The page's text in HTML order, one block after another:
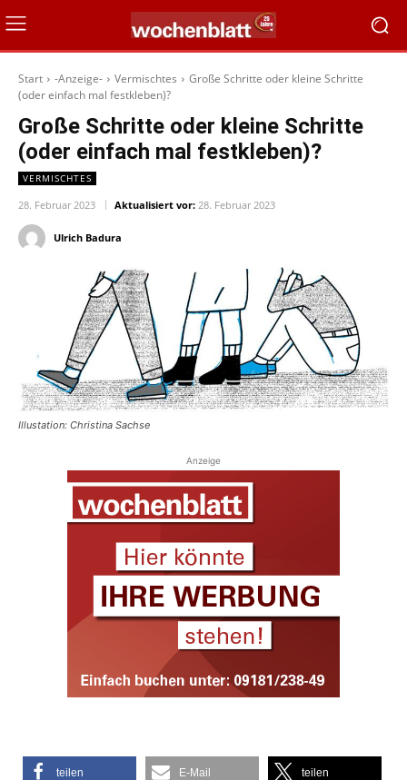
Start -Anzeige- Vermischtes
Große Schritte oder kleine Schritte
(oder einfach mal festkleben)?
Große Schritte oder kleine Schritte
(oder einfach mal festkleben)?
VERMISCHTES
28. Februar 2023 Aktualisiert vor: 28. Februar 2023
Ulrich Badura
Illustation: Christina Sachse
Anzeige
teilen E-Mail teilen